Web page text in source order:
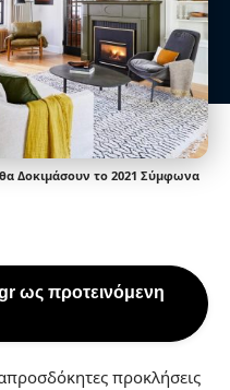
Δοκιμάσουν το 2021 Σύμφωνα
ως προτεινόμενη
προκλήσεις